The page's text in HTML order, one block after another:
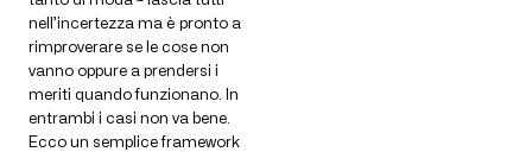
nell’incertezza ma è pronto a
rimproverare se le cose non
vanno oppure a prendersi i
meriti quando funzionano. In
entrambi i casi non va bene.
Ecco un semplice framework